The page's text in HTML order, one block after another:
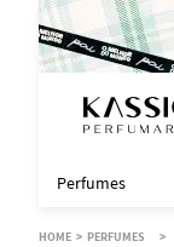
Perfumes
PERFUMES